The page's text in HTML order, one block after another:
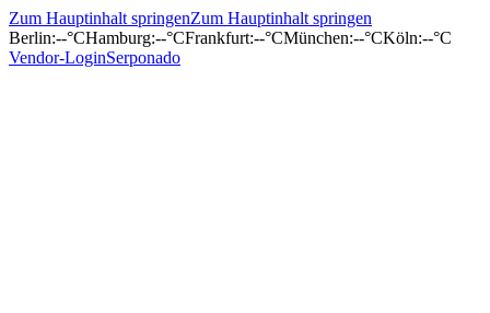
Zum Hauptinhalt springenZum Hauptinhalt springen
Berlin:--°CHamburg:--°CFrankfurt:--°CMünchen:--°CKöln:--°C
Vendor-LoginSerponado